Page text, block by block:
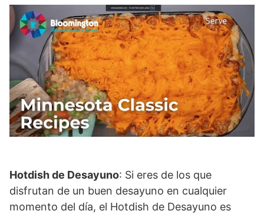
Hotdish de Desayuno: Si eres de los que
disfrutan de un buen desayuno en cualquier
momento del día, el Hotdish de Desayuno es